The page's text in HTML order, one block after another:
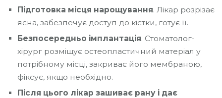
Підготовка місця нарощування. Лікар розрізає
ясна, забезпечує доступ до кістки, готує її.
Безпосередньо імплантація. Стоматолог-
хірург розміщує остеопластичний матеріал у
потрібному місці, закриває його мембраною,
фіксує, якщо необхідно.
Після цього лікар зашиває рану і дає